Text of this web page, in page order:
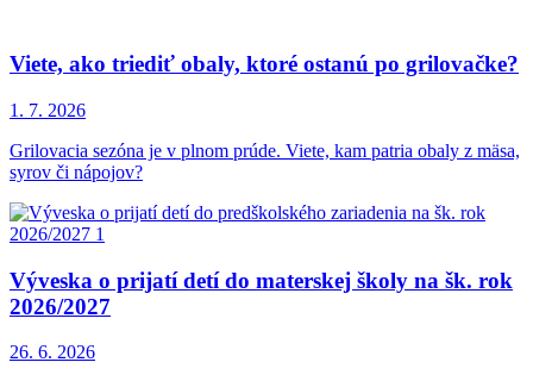
Viete, ako triediť obaly, ktoré ostanú po grilovačke?
1. 7. 2026
Grilovacia sezóna je v plnom prúde. Viete, kam patria obaly z mäsa,
syrov či nápojov?
Výveska o prijatí detí do materskej školy na šk. rok
2026/2027
26. 6. 2026